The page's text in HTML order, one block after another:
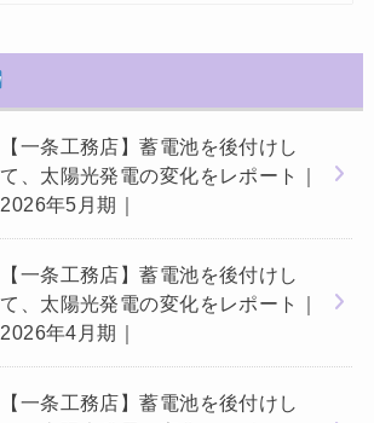
【一条工務店】蓄電池を後付けし
て、太陽光発電の変化をレポート｜
2026年5月期｜
【一条工務店】蓄電池を後付けし
て、太陽光発電の変化をレポート｜
2026年4月期｜
【一条工務店】蓄電池を後付けし